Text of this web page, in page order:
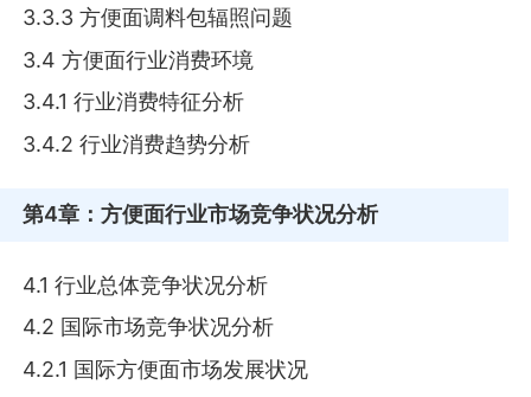
3.3.3 方便面调料包辐照问题
3.4 方便面行业消费环境
3.4.1 行业消费特征分析
3.4.2 行业消费趋势分析
第4章 ：方便面行业市场竞争状况分析
4.1 行业总体竞争状况分析
4.2 国际市场竞争状况分析
4.2.1 国际方便面市场发展状况